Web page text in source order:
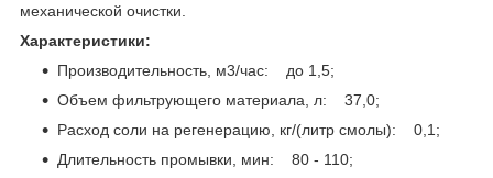
механической очистки.
Характеристики:
Производительность, м3/час: до 1,5;
Объем фильтрующего материала, л: 37,0;
Расход соли на регенерацию, кг/(литр смолы): 0,1;
Длительность промывки, мин: 80 - 110;